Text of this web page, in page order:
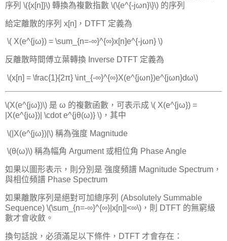
序列 \({x[n]}\) 轉換為複數指數 \(\{e^{-jωn}\}\) 的序列
給定離散的序列 x[n]，DTFT 定義為
​ \( X(e^{jω}) = \sum_{n=-∞}^{∞}x[n]e^{-jωn} \)
反離散時間傅立葉轉換 Inverse DTFT 定義為
​ \(x[n] = \frac{1}{2π} \int_{-∞}^{∞}X(e^{jωn})e^{jωn}dω\)
\(X(e^{jω})\) 是 ω 的複數函數，可表示成 \( X(e^{jω}) =
|X(e^{jω})| \cdot e^{jθ(ω)} \)，其中
​ \(|X(e^{jω})|\) 稱為強度 Magnitude
​ \(θ(ω)\) 稱為幅角 Argument 或相位角 Phase Angle
如果以圖形表示，則分別是 強度頻譜 Magnitude Spectrum，
與相位頻譜 Phase Spectrum
如果離散序列是絕對可加總序列 (Absolutely Summable
Sequence) \(\sum_{n=-∞}^{∞}|x[n]|<∞\)，則 DTFT 的無窮級
數才會收斂。
換句話說，必須滿足以下條件，DTFT 才會存在：